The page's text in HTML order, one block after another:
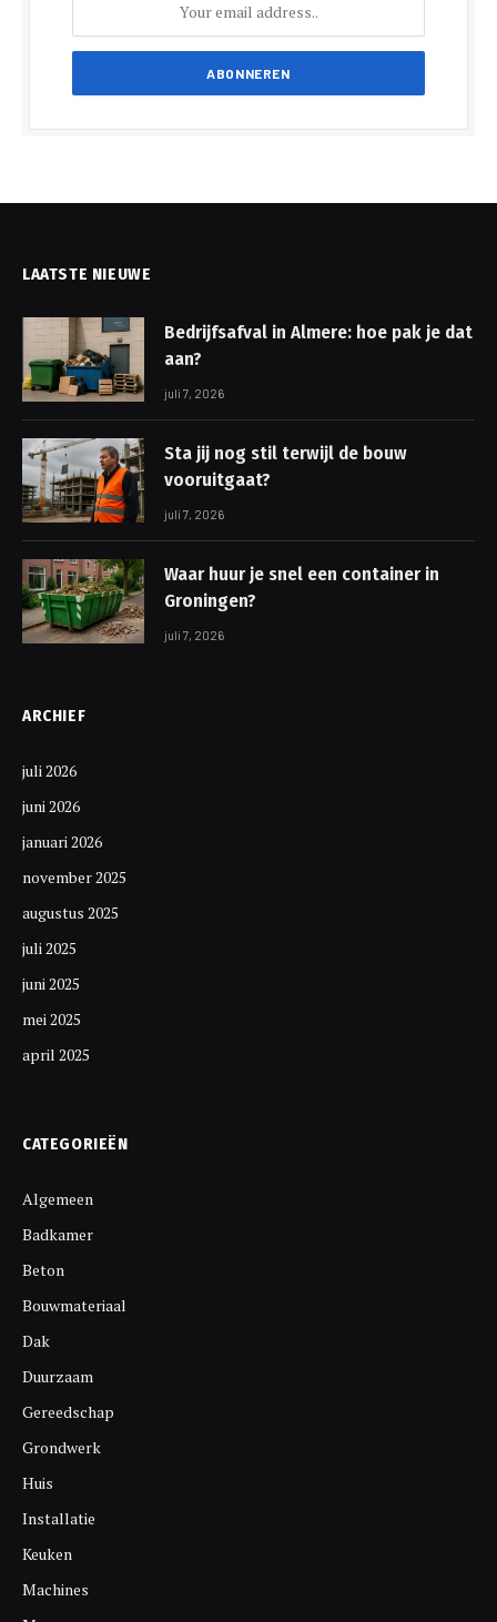
LAATSTE NIEUWE
Bedrijfsafval in Almere: hoe pak je dat
aan?
juli 7, 2026
Sta jij nog stil terwijl de bouw
vooruitgaat?
juli 7, 2026
Waar huur je snel een container in
Groningen?
juli 7, 2026
ARCHIEF
juli 2026
juni 2026
januari 2026
november 2025
augustus 2025
juli 2025
juni 2025
mei 2025
april 2025
CATEGORIEËN
Algemeen
Badkamer
Beton
Bouwmateriaal
Dak
Duurzaam
Gereedschap
Grondwerk
Huis
Installatie
Keuken
Machines